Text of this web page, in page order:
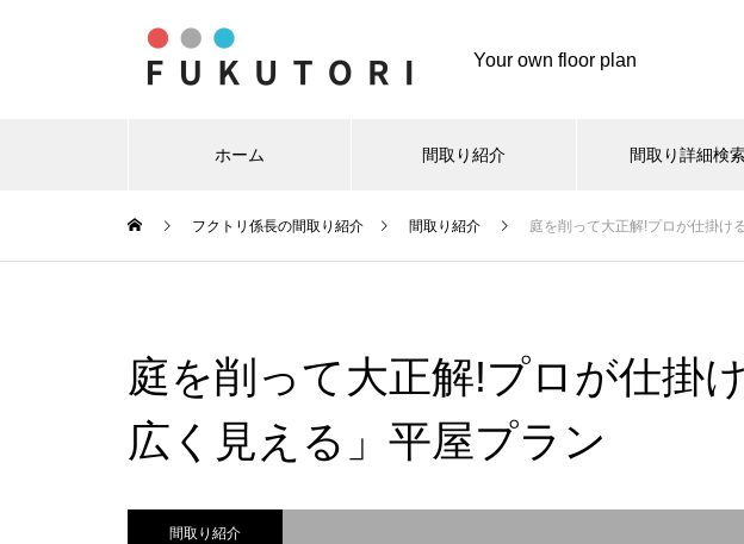
Your own floor plan
ホーム 間取り紹介 間取り詳細検
フクトリ係長の間取り紹介 間取り紹介 庭を削って大正解!プロが仕掛け
庭を削って大正解!プロが仕掛
広く見える」平屋プラン
間取り紹介